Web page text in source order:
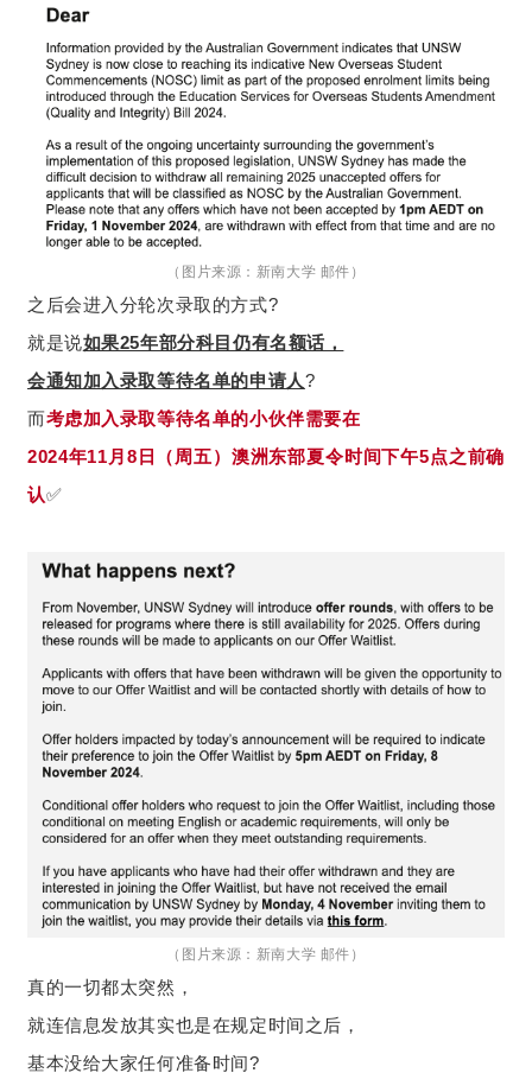
（图片来源：新南大学 邮件）
之后会进入分轮次录取的方式?
就是说如果25年部分科目仍有名额话，
会通知加入录取等待名单的申请人?
而考虑加入录取等待名单的小伙伴需要在
2024年11月8日（周五）澳洲东部夏令时间下午5点之前确
认✅
（图片来源：新南大学 邮件）
真的一切都太突然，
就连信息发放其实也是在规定时间之后，
基本没给大家任何准备时间?